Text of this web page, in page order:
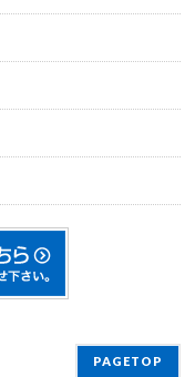
PAGETOP